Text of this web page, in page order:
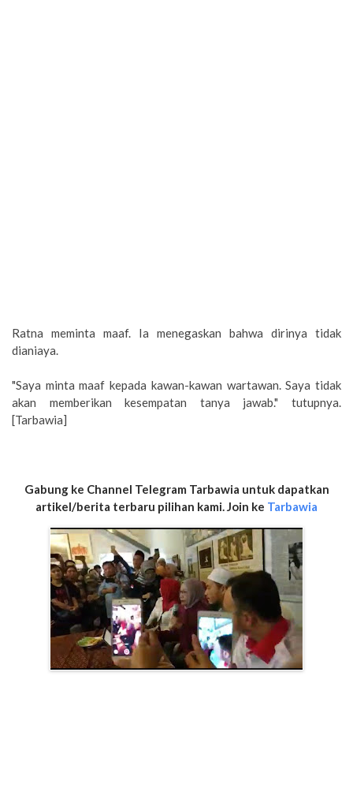
Ratna meminta maaf. Ia menegaskan bahwa dirinya tidak
dianiaya.
"Saya minta maaf kepada kawan-kawan wartawan. Saya tidak
akan memberikan kesempatan tanya jawab." tutupnya.
[Tarbawia]
Gabung ke Channel Telegram Tarbawia untuk dapatkan
artikel/berita terbaru pilihan kami. Join ke Tarbawia